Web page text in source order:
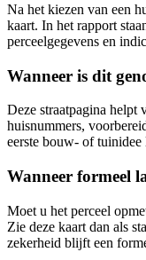
Na het kiezen van een
kaart. In het rapport
perceelgegevens en
Wanneer is dit
Deze straatpagina helpt
huisnummers,
eerste bouw- of tuinidee
Wanneer formeel
Moet u het perceel
Zie deze kaart dan als
zekerheid blijft een